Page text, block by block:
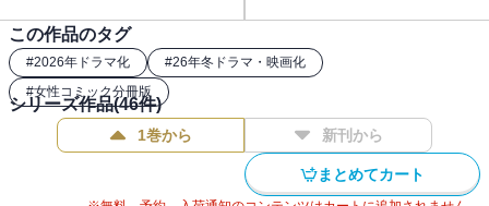
この作品のタグ
#2026年ドラマ化 #26年冬ドラマ・映画化
#女性コミック分冊版
シリーズ作品(46件)
1巻から 新刊から
まとめてカート